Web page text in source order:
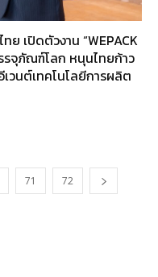
ย เปิดตัวงาน “WEPACK
รจุภัณฑ์โลก หนุนไทยก้าว
วนต์เทคโนโลยีการผลิต
71 72